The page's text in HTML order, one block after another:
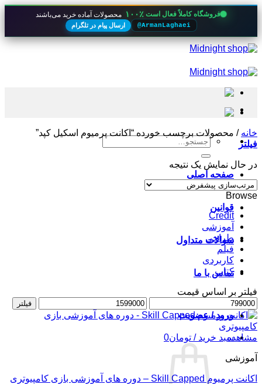
فروشگاه کاملاً فعال است ۱۰۰٪ محصولات آماده خرید می‌باشند
@ArmanLaghaei ارسال پیام در تلگرام
Skip
to
جستجو
صفحه اصلی
قوانین
سوالات متداول
تماس با ما
ورود / عضویت
سبد خرید / تومان0
خانه / محصولات برچسب خورده “اکانت پرمیوم اسکیل کپد”
فیلتر
در حال نمایش یک نتیجه
Browse
Credit
آموزشی
طراحی
فیلم
کاربردی
کتاب
فیلتر بر اساس قیمت
حداقل
قیمت
حداکثر
قیمت
فیلتر
مشاهده
آموزشی
اکانت پرمیوم Skill Capped – دوره های آموزشی بازی کامپیوتری